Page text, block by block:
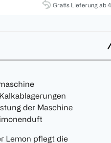
Gratis Lieferung ab
der Maschine
Lemon pflegt die